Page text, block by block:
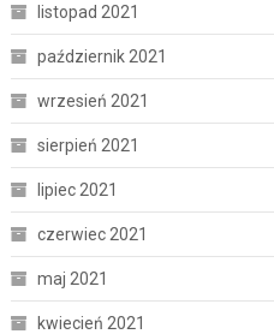
listopad 2021
październik 2021
wrzesień 2021
sierpień 2021
lipiec 2021
czerwiec 2021
maj 2021
kwiecień 2021